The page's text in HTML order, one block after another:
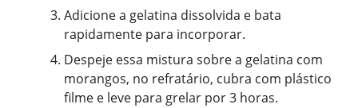
Adicione a gelatina dissolvida e bata
rapidamente para incorporar.
Despeje essa mistura sobre a gelatina com
morangos, no refratário, cubra com plástico
filme e leve para grelar por 3 horas.